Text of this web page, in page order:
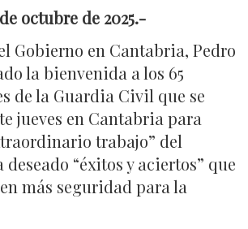
octubre de 2025.-
Gobierno en Cantabria, Pedro
la bienvenida a los 65
de la Guardia Civil que se
jueves en Cantabria para
trabajo” del
deseado “éxitos y aciertos” que
más seguridad para la